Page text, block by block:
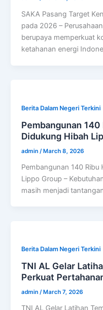
SAKA Pasang Target
pada 2026 –
berupaya memperkuat
ketahanan energi
Berita Dalam Negeri Terkini
Pembangunan 140
Didukung Hibah
admin /March 8, 2026
Pembangunan 140 Ribu
Lippo Group –
masih menjadi
Berita Dalam Negeri Terkini
TNI AL Gelar
Perkuat
admin/ March 7, 2026
TNI AL Gelar Latihan